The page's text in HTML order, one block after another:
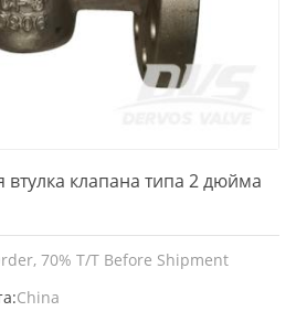
клапана типа 2 дюйма
70% T/T Before Shipment
China